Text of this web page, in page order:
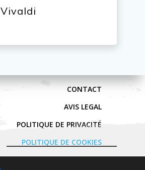
Vivaldi
CONTACT
AVIS LEGAL
POLITIQUE DE PRIVACITÉ
POLITIQUE DE COOKIES